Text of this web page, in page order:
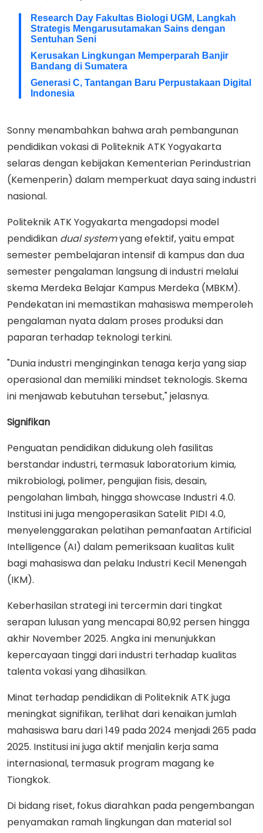
Research Day Fakultas Biologi UGM, Langkah
Strategis Mengarusutamakan Sains dengan
Sentuhan Seni
Kerusakan Lingkungan Memperparah Banjir
Bandang di Sumatera
Generasi C, Tantangan Baru Perpustakaan Digital
Indonesia
Sonny menambahkan bahwa arah pembangunan
pendidikan vokasi di Politeknik ATK Yogyakarta
selaras dengan kebijakan Kementerian Perindustrian
(Kemenperin) dalam memperkuat daya saing industri
nasional.
Politeknik ATK Yogyakarta mengadopsi model
pendidikan dual systemyang efektif, yaitu empat
semester pembelajaran intensif di kampus dan dua
semester pengalaman langsung di industri melalui
skema Merdeka Belajar Kampus Merdeka (MBKM).
Pendekatan ini memastikan mahasiswa memperoleh
pengalaman nyata dalam proses produksi dan
paparan terhadap teknologi terkini.
"Dunia industri menginginkan tenaga kerja yang siap
operasional dan memiliki mindset teknologis. Skema
ini menjawab kebutuhan tersebut," jelasnya.
Signifikan
Penguatan pendidikan didukung oleh fasilitas
berstandar industri, termasuk laboratorium kimia,
mikrobiologi, polimer, pengujian fisis, desain,
pengolahan limbah, hingga showcase Industri 4.0.
Institusi ini juga mengoperasikan Satelit PIDI 4.0,
menyelenggarakan pelatihan pemanfaatan Artificial
Intelligence (AI) dalam pemeriksaan kualitas kulit
bagi mahasiswa dan pelaku Industri Kecil Menengah
(IKM).
Keberhasilan strategi ini tercermin dari tingkat
serapan lulusan yang mencapai 80,92 persen hingga
akhir November 2025. Angka ini menunjukkan
kepercayaan tinggi dari industri terhadap kualitas
talenta vokasi yang dihasilkan.
Minat terhadap pendidikan di Politeknik ATK juga
meningkat signifikan, terlihat dari kenaikan jumlah
mahasiswa baru dari 149 pada 2024 menjadi 265 pada
2025. Institusi ini juga aktif menjalin kerja sama
internasional, termasuk program magang ke
Tiongkok.
Di bidang riset, fokus diarahkan pada pengembangan
penyamakan ramah lingkungan dan material sol